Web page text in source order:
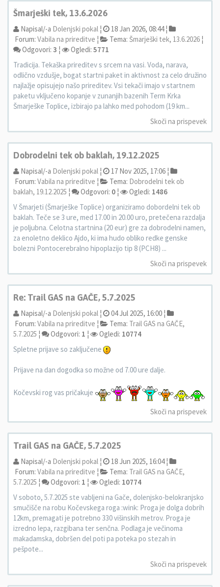
Šmarješki tek, 13.6.2026
Napisal/-a Dolenjski pokal ¦
18 Jan 2026, 08:44 ¦
Forum: Vabila na prireditve ¦ Tema: Šmarješki tek, 13.6.2026 ¦
Odgovori: 3 ¦ Ogledi: 5771
Tradicija. Tekaška prireditev s srcem na vasi. Voda, narava,
odlično vzdušje, bogat startni paket in aktivnost za celo družino
najlažje opisujejo našo prireditev. Vsi tekači imajo v startnem
paketu vključeno kopanje v zunanjih bazenih Term Krka
Šmarješke Toplice, izbirajo pa lahko med pohodom (19 km...
Skoči na prispevek
Dobrodelni tek ob baklah, 19.12.2025
Napisal/-a Dolenjski pokal ¦
17 Nov 2025, 17:06 ¦
Forum: Vabila na prireditve ¦ Tema: Dobrodelni tek ob
baklah, 19.12.2025 ¦ Odgovori: 0 ¦ Ogledi: 1486
V Šmarjeti (Šmarješke Toplice) organiziramo dobordelni tek ob
baklah. Teče se 3 ure, med 17.00 in 20.00 uro, pretečena razdalja
je poljubna. Celotna startnina (20 eur) gre za dobrodelni namen,
za enoletno deklico Ajdo, ki ima hudo obliko redke genske
bolezni Pontocerebralno hipoplazijo tip 8 (PCH8) ...
Skoči na prispevek
Re: Trail GAS na GAČE, 5.7.2025
Napisal/-a Dolenjski pokal ¦
04 Jul 2025, 16:00 ¦
Forum: Vabila na prireditve ¦ Tema: Trail GAS na GAČE,
5.7.2025 ¦ Odgovori: 1 ¦ Ogledi: 10774
Spletne prijave so zaključene
Prijave na dan dogodka so možne od 7.00 ure dalje.
Kočevski rog vas pričakuje
Skoči na prispevek
Trail GAS na GAČE, 5.7.2025
Napisal/-a Dolenjski pokal ¦
18 Jun 2025, 16:04 ¦
Forum: Vabila na prireditve ¦ Tema: Trail GAS na GAČE,
5.7.2025 ¦ Odgovori: 1 ¦ Ogledi: 10774
V soboto, 5.7.2025 ste vabljeni na Gače, dolenjsko-belokranjsko
smučišče na robu Kočevskega roga :wink: Proga je dolga dobrih
12km, premagati je potrebno 330 višinskih metrov. Proga je
izredno lepa, razgibana ter senčna. Podlaga je večinoma
makadamska, dobršen del poti pa poteka po stezah in
pešpote...
Skoči na prispevek